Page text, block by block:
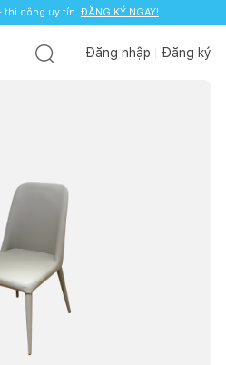
thi công uy tín. ĐĂNG KÝ NGAY!
Đăng nhập Đăng ký